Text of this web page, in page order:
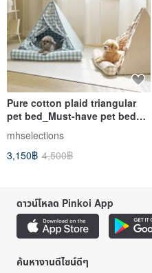
Pure cotton plaid triangular
pet bed_Must-have pet bed
for dogs, ready for sale
quickly
mhselections
3,150฿ 4,500฿
ดาวน์โหลด Pinkoi App
ค้นหางานดีไซน์ดีๆ